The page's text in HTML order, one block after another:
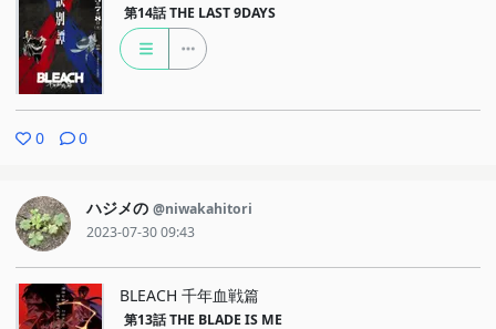
第14話 THE LAST 9DAYS
0 0
ハジメの @niwakahitori
2023-07-30 09:43
BLEACH 千年血戦篇
第13話 THE BLADE IS ME